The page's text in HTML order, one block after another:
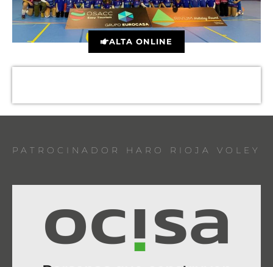
ALTA ONLINE
PATROCINADOR HARO RIOJA VOLEY